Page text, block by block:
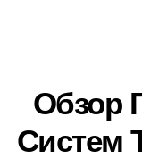
Обзор
Систем